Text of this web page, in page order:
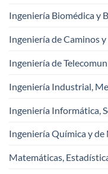
Ingeniería Biomédica y
Ingeniería de Caminos
Ingeniería de
Ingeniería Industrial,
Ingeniería Informática,
Ingeniería Química y
Matemáticas,